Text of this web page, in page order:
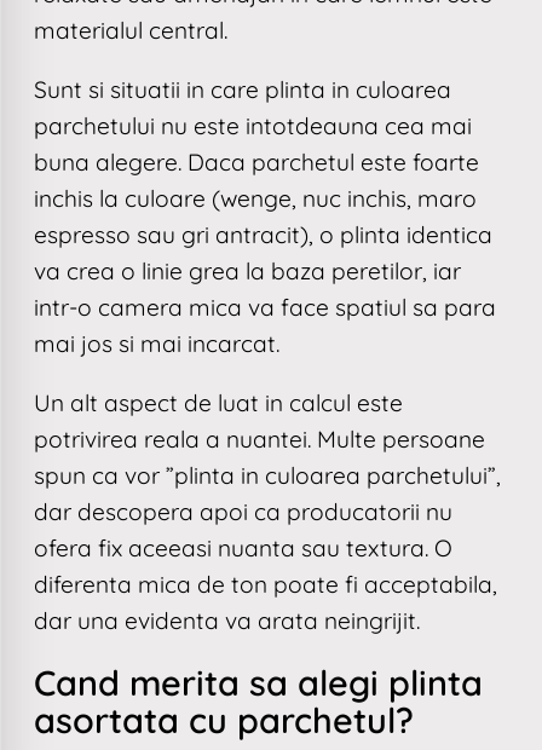
materialul central.
Sunt si situatii in care plinta in culoarea
parchetului nu este intotdeauna cea mai
buna alegere. Daca parchetul este foarte
inchis la culoare (wenge, nuc inchis, maro
espresso sau gri antracit), o plinta identica
va crea o linie grea la baza peretilor, iar
intr-o camera mica va face spatiul sa para
mai jos si mai incarcat.
Un alt aspect de luat in calcul este
potrivirea reala a nuantei. Multe persoane
spun ca vor ”plinta in culoarea parchetului”,
dar descopera apoi ca producatorii nu
ofera fix aceeasi nuanta sau textura. O
diferenta mica de ton poate fi acceptabila,
dar una evidenta va arata neingrijit.
Cand merita sa alegi plinta
asortata cu parchetul?